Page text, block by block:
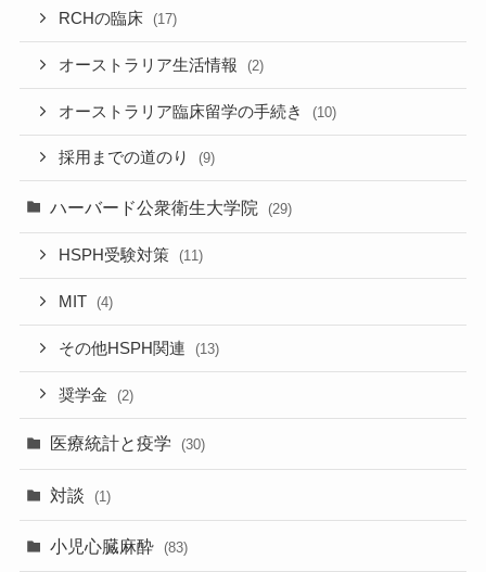
RCHの臨床 (17)
オーストラリア生活情報 (2)
オーストラリア臨床留学の手続き (10)
採用までの道のり (9)
ハーバード公衆衛生大学院 (29)
HSPH受験対策 (11)
MIT (4)
その他HSPH関連 (13)
奨学金 (2)
医療統計と疫学 (30)
対談 (1)
小児心臓麻酔 (83)